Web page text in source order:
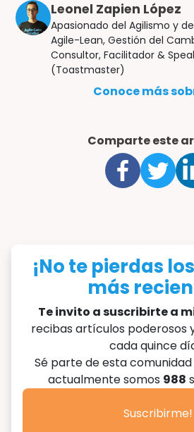
Leonel Zapien López
Apasionado del Agilismo y
Agile-Lean, Gestión del
Consultor, Facilitador &
(Toastmaster)
Conoce más
Comparte este
¡No te pierdas
más
Te invito a suscribirte a
recibas artículos poderosos
cada quince
Sé parte de esta
actualmente somos 988
Suscribirme!